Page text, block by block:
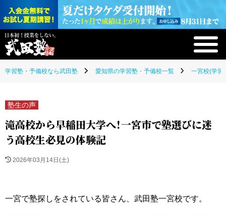
学習塾・予備校なら武田塾 愛知県の学習塾・予備校一覧 一宮校(学習
塾生の声
滝高校から早稲田大学へ！一宮市で塾選びに迷
う高校生必見の体験記
2026年03月14日(土)
一宮で塾探しをされている皆さん、武田塾一宮校です。